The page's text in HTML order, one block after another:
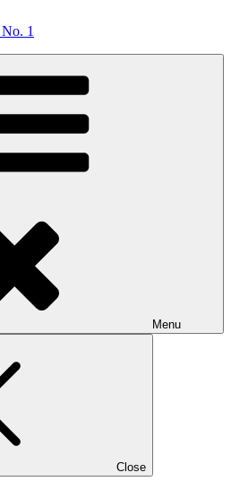
1
Menu
Close